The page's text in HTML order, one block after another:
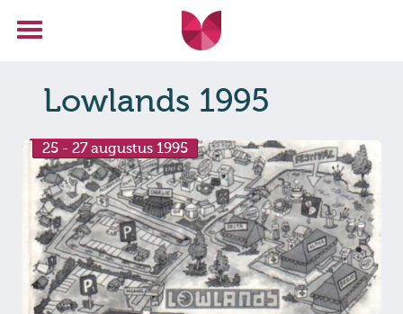
Lowlands 1995
25 - 27 augustus 1995